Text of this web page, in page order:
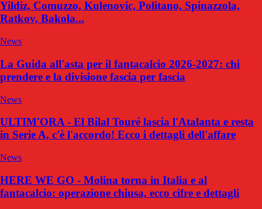
Yildiz, Comuzzo, Kulenovic, Politano, Spinazzola,
Ratkov, Bakola...
News
La Guida all'asta per il fantacalcio 2026-2027: chi
prendere e la divisione fascia per fascia
News
ULTIM'ORA - El Bilal Touré lascia l'Atalanta e resta
in Serie A, c'è l'accordo! Ecco i dettagli dell'affare
News
HERE WE GO - Molina torna in Italia e al
fantacalcio: operazione chiusa, ecco cifre e dettagli